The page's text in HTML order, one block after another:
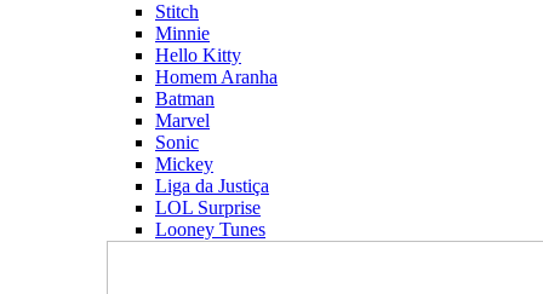
Stitch
Minnie
Hello Kitty
Homem Aranha
Batman
Marvel
Sonic
Mickey
Liga da Justiça
LOL Surprise
Looney Tunes